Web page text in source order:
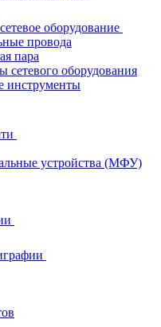
оборудование
провода
пара
сетевого оборудования
инструменты
устройства (МФУ)